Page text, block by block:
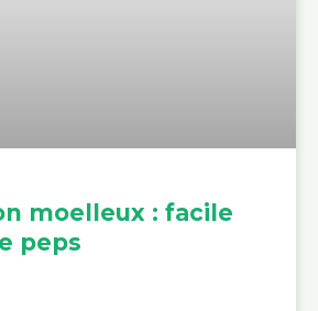
moelleux : facile
peps